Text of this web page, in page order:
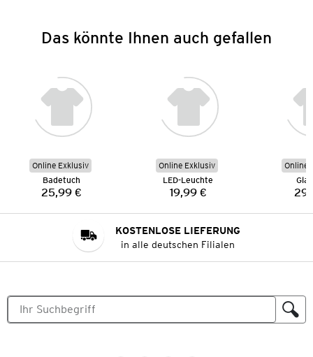
Das könnte Ihnen auch gefallen
Online Exklusiv
Badetuch
Preis:
25,99 €
Online Exklusiv
LED-Leuchte
Preis:
19,99 €
Online
KOSTENLOSE LIEFERUNG
in alle deutschen Filialen